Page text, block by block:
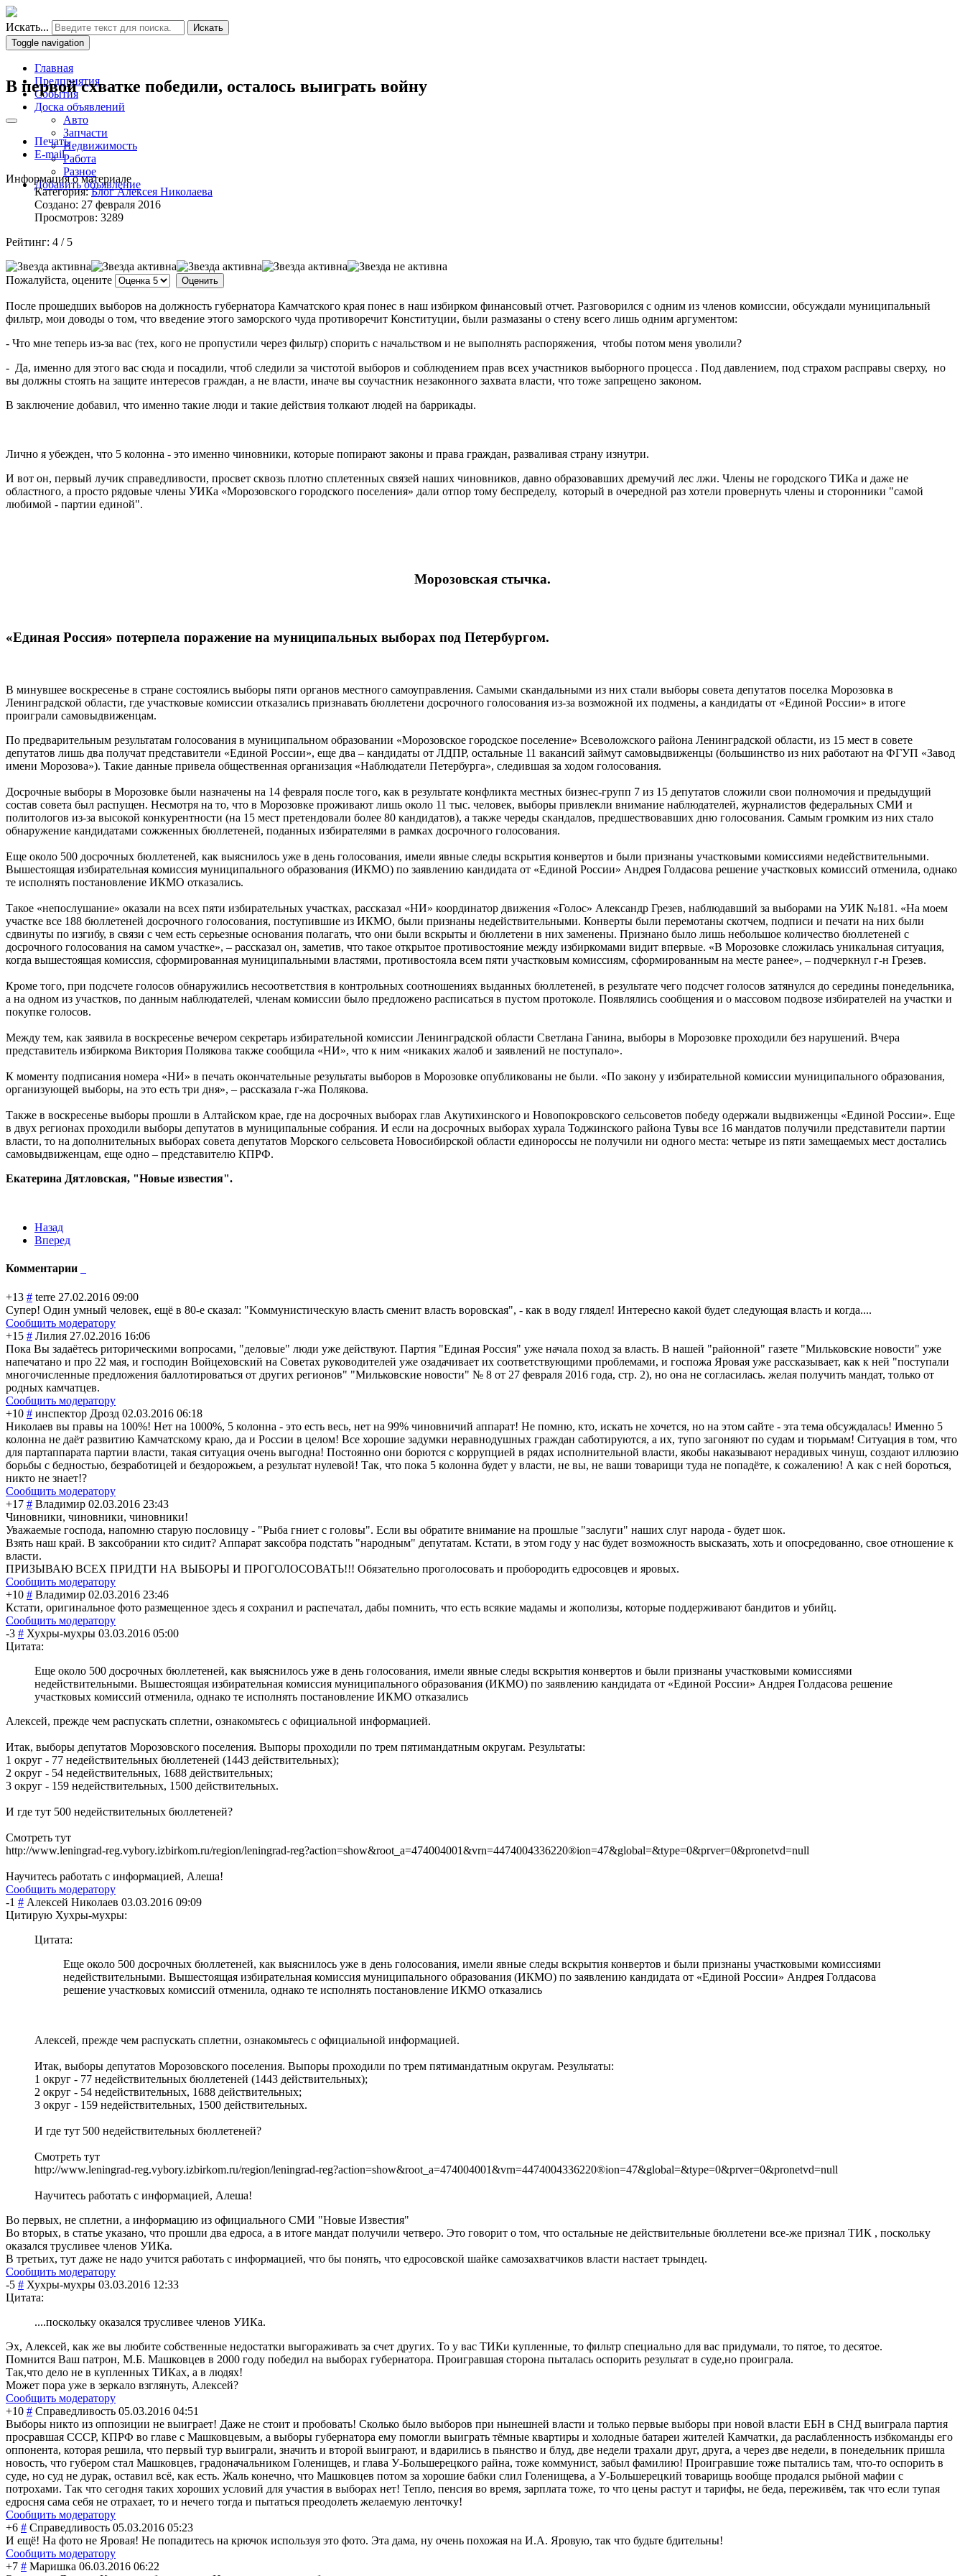
Искать...
Искать
Toggle navigation
Главная
Предприятия
События
Доска объявлений
Авто
Запчасти
Недвижимость
Работа
Разное
Добавить объявление
В первой схватке победили, осталось выиграть войну
Печать
E-mail
Информация о материале
Категория:Блог Алексея Николаева
Создано: 27 февраля 2016
Просмотров: 3289
Рейтинг: 4 / 5
Пожалуйста, оцените
После прошедших выборов на должность губернатора Камчатского края понес в наш избирком финансовый отчет. Разговорился с одним из членов комиссии, обсуждали муниципальный
фильтр, мои доводы о том, что введение этого заморского чуда противоречит Конституции, были размазаны о стену всего лишь одним аргументом:
- Что мне теперь из-за вас (тех, кого не пропустили через фильтр) спорить с начальством и не выполнять распоряжения, чтобы потом меня уволили?
- Да, именно для этого вас сюда и посадили, чтоб следили за чистотой выборов и соблюдением прав всех участников выборного процесса . Под давлением, под страхом расправы сверху, но
вы должны стоять на защите интересов граждан, а не власти, иначе вы соучастник незаконного захвата власти, что тоже запрещено законом.
В заключение добавил, что именно такие люди и такие действия толкают людей на баррикады.
Лично я убежден, что 5 колонна - это именно чиновники, которые попирают законы и права граждан, разваливая страну изнутри.
И вот он, первый лучик справедливости, просвет сквозь плотно сплетенных связей наших чиновников, давно образовавших дремучий лес лжи. Члены не городского ТИКа и даже не
областного, а просто рядовые члены УИКа «Морозовского городского поселения» дали отпор тому беспределу, который в очередной раз хотели провернуть члены и сторонники "самой
любимой - партии единой".
Морозовская стычка.
«Единая Россия» потерпела поражение на муниципальных выборах под Петербургом.
В минувшее воскресенье в стране состоялись выборы пяти органов местного самоуправления. Самыми скандальными из них стали выборы совета депутатов поселка Морозовка в
Ленинградской области, где участковые комиссии отказались признавать бюллетени досрочного голосования из-за возможной их подмены, а кандидаты от «Единой России» в итоге
проиграли самовыдвиженцам.
По предварительным результатам голосования в муниципальном образовании «Морозовское городское поселение» Всеволожского района Ленинградской области, из 15 мест в совете
депутатов лишь два получат представители «Единой России», еще два – кандидаты от ЛДПР, остальные 11 вакансий займут самовыдвиженцы (большинство из них работают на ФГУП «Завод
имени Морозова»). Такие данные привела общественная организация «Наблюдатели Петербурга», следившая за ходом голосования.
Досрочные выборы в Морозовке были назначены на 14 февраля после того, как в результате конфликта местных бизнес-групп 7 из 15 депутатов сложили свои полномочия и предыдущий
состав совета был распущен. Несмотря на то, что в Морозовке проживают лишь около 11 тыс. человек, выборы привлекли внимание наблюдателей, журналистов федеральных СМИ и
политологов из-за высокой конкурентности (на 15 мест претендовали более 80 кандидатов), а также череды скандалов, предшествовавших дню голосования. Самым громким из них стало
обнаружение кандидатами сожженных бюллетеней, поданных избирателями в рамках досрочного голосования.
Еще около 500 досрочных бюллетеней, как выяснилось уже в день голосования, имели явные следы вскрытия конвертов и были признаны участковыми комиссиями недействительными.
Вышестоящая избирательная комиссия муниципального образования (ИКМО) по заявлению кандидата от «Единой России» Андрея Голдасова решение участковых комиссий отменила, однако
те исполнять постановление ИКМО отказались.
Такое «непослушание» оказали на всех пяти избирательных участках, рассказал «НИ» координатор движения «Голос» Александр Грезев, наблюдавший за выборами на УИК №181. «На моем
участке все 188 бюллетеней досрочного голосования, поступившие из ИКМО, были признаны недействительными. Конверты были перемотаны скотчем, подписи и печати на них были
сдвинуты по изгибу, в связи с чем есть серьезные основания полагать, что они были вскрыты и бюллетени в них заменены. Признано было лишь небольшое количество бюллетеней с
досрочного голосования на самом участке», – рассказал он, заметив, что такое открытое противостояние между избиркомами видит впервые. «В Морозовке сложилась уникальная ситуация,
когда вышестоящая комиссия, сформированная муниципальными властями, противостояла всем пяти участковым комиссиям, сформированным на месте ранее», – подчеркнул г-н Грезев.
Кроме того, при подсчете голосов обнаружились несоответствия в контрольных соотношениях выданных бюллетеней, в результате чего подсчет голосов затянулся до середины понедельника,
а на одном из участков, по данным наблюдателей, членам комиссии было предложено расписаться в пустом протоколе. Появлялись сообщения и о массовом подвозе избирателей на участки и
покупке голосов.
Между тем, как заявила в воскресенье вечером секретарь избирательной комиссии Ленинградской области Светлана Ганина, выборы в Морозовке проходили без нарушений. Вчера
представитель избиркома Виктория Полякова также сообщила «НИ», что к ним «никаких жалоб и заявлений не поступало».
К моменту подписания номера «НИ» в печать окончательные результаты выборов в Морозовке опубликованы не были. «По закону у избирательной комиссии муниципального образования,
организующей выборы, на это есть три дня», – рассказала г-жа Полякова.
Также в воскресенье выборы прошли в Алтайском крае, где на досрочных выборах глав Акутихинского и Новопокровского сельсоветов победу одержали выдвиженцы «Единой России». Еще
в двух регионах проходили выборы депутатов в муниципальные собрания. И если на досрочных выборах хурала Тоджинского района Тувы все 16 мандатов получили представители партии
власти, то на дополнительных выборах совета депутатов Морского сельсовета Новосибирской области единороссы не получили ни одного места: четыре из пяти замещаемых мест достались
самовыдвиженцам, еще одно – представителю КПРФ.
Екатерина Дятловская, "Новые известия".
Назад
Вперед
Комментарии
+13 # terre 27.02.2016 09:00
Супер! Один умный человек, ещё в 80-е сказал: "Kоммунистическую власть сменит власть воровская", - как в воду глядел! Интересно какой будет следующая власть и когда....
Сообщить модератору
+15 # Лилия 27.02.2016 16:06
Пока Вы задаётесь риторическими вопросами, "деловые" люди уже действуют. Партия "Единая Россия" уже начала поход за власть. В нашей "районной" газете "Мильковские новости" уже
напечатано и про 22 мая, и господин Войцеховский на Советах руководителей уже озадачивает их соответствующими проблемами, и госпожа Яровая уже рассказывает, как к ней "поступали
многочисленные предложения баллотироваться от других регионов" "Мильковские новости" № 8 от 27 февраля 2016 года, стр. 2), но она не согласилась. желая получить мандат, только от
родных камчатцев.
Сообщить модератору
+10 # инспектор Дрозд 02.03.2016 06:18
Николаев вы правы на 100%! Нет на 1000%, 5 колонна - это есть весь, нет на 99% чиновничий аппарат! Не помню, кто, искать не хочется, но на этом сайте - эта тема обсуждалась! Именно 5
колонна не даёт развитию Камчатскому краю, да и России в целом! Все хорошие задумки неравнодушных граждан саботируются, а их, тупо загоняют по судам и тюрьмам! Ситуация в том, что
для партаппарата партии власти, такая ситуация очень выгодна! Постоянно они борются с коррупцией в рядах исполнительной власти, якобы наказывают нерадивых чинуш, создают иллюзию
борьбы с бедностью, безработицей и бездорожьем, а результат нулевой! Так, что пока 5 колонна будет у власти, не вы, не ваши товарищи туда не попадёте, к сожалению! А как с ней бороться,
никто не знает!?
Сообщить модератору
+17 # Владимир 02.03.2016 23:43
Чиновники, чиновники, чиновники!
Уважаемые господа, напомню старую пословицу - "Рыба гниет с головы". Если вы обратите внимание на прошлые "заслуги" наших слуг народа - будет шок.
Взять наш край. В заксобрании кто сидит? Аппарат заксобра подстать "народным" депутатам. Кстати, в этом году у нас будет возможность высказать, хоть и опосредованно, свое отношение к
власти.
ПРИЗЫВАЮ ВСЕХ ПРИДТИ НА ВЫБОРЫ И ПРОГОЛОСОВАТЬ!!! Обязательно проголосовать и пробородить едросовцев и яровых.
Сообщить модератору
+10 # Владимир 02.03.2016 23:46
Кстати, оригинальное фото размещенное здесь я сохранил и распечатал, дабы помнить, что есть всякие мадамы и жополизы, которые поддерживают бандитов и убийц.
Сообщить модератору
-3 # Хухры-мухры 03.03.2016 05:00
Цитата:
Еще около 500 досрочных бюллетеней, как выяснилось уже в день голосования, имели явные следы вскрытия конвертов и были признаны участковыми комиссиями
недействительными. Вышестоящая избирательная комиссия муниципального образования (ИКМО) по заявлению кандидата от «Единой России» Андрея Голдасова решение
участковых комиссий отменила, однако те исполнять постановление ИКМО отказались
Алексей, прежде чем распускать сплетни, ознакомьтесь с официальной информацией.
Итак, выборы депутатов Морозовского поселения. Выпоры проходили по трем пятимандатным округам. Результаты:
1 округ - 77 недействительных бюллетеней (1443 действительных);
2 округ - 54 недействительных, 1688 действительных;
3 округ - 159 недействительных, 1500 действительных.
И где тут 500 недействительных бюллетеней?
Смотреть тут
http://www.leningrad-reg.vybory.izbirkom.ru/region/leningrad-reg?action=show&root_a=474004001&vrn=4474004336220®ion=47&global=&type=0&prver=0&pronetvd=null
Научитесь работать с информацией, Алеша!
Сообщить модератору
-1 # Алексей Николаев 03.03.2016 09:09
Цитирую Хухры-мухры:
Цитата:
Еще около 500 досрочных бюллетеней, как выяснилось уже в день голосования, имели явные следы вскрытия конвертов и были признаны участковыми комиссиями
недействительными. Вышестоящая избирательная комиссия муниципального образования (ИКМО) по заявлению кандидата от «Единой России» Андрея Голдасова
решение участковых комиссий отменила, однако те исполнять постановление ИКМО отказались
Алексей, прежде чем распускать сплетни, ознакомьтесь с официальной информацией.
Итак, выборы депутатов Морозовского поселения. Выпоры проходили по трем пятимандатным округам. Результаты:
1 округ - 77 недействительных бюллетеней (1443 действительных);
2 округ - 54 недействительных, 1688 действительных;
3 округ - 159 недействительных, 1500 действительных.
И где тут 500 недействительных бюллетеней?
Смотреть тут
http://www.leningrad-reg.vybory.izbirkom.ru/region/leningrad-reg?action=show&root_a=474004001&vrn=4474004336220®ion=47&global=&type=0&prver=0&pronetvd=null
Научитесь работать с информацией, Алеша!
Во первых, не сплетни, а информацию из официального СМИ "Новые Известия"
Во вторых, в статье указано, что прошли два едроса, а в итоге мандат получили четверо. Это говорит о том, что остальные не действительные бюллетени все-же признал ТИК , поскольку
оказался трусливее членов УИКа.
В третьих, тут даже не надо учится работать с информацией, что бы понять, что едросовской шайке самозахватчиков власти настает трындец.
Сообщить модератору
-5 # Хухры-мухры 03.03.2016 12:33
Цитата:
....поскольку оказался трусливее членов УИКа.
Эх, Алексей, как же вы любите собственные недостатки выгораживать за счет других. То у вас ТИКи купленные, то фильтр специально для вас придумали, то пятое, то десятое.
Помнится Ваш патрон, М.Б. Машковцев в 2000 году победил на выборах губернатора. Проигравшая сторона пыталась оспорить результат в суде,но проиграла.
Так,что дело не в купленных ТИКах, а в людях!
Может пора уже в зеркало взглянуть, Алексей?
Сообщить модератору
+10 # Справедливость 05.03.2016 04:51
Выборы никто из оппозиции не выиграет! Даже не стоит и пробовать! Сколько было выборов при нынешней власти и только первые выборы при новой власти ЕБН в СНД выиграла партия
просравшая СССР, КПРФ во главе с Машковцевым, а выборы губернатора ему помогли выиграть тёмные квартиры и холодные батареи жителей Камчатки, да раслабленность избкоманды его
оппонента, которая решила, что первый тур выиграли, значить и второй выиграют, и вдарились в пьянство и блуд, две недели трахали друг, друга, а через две недели, в понедельник пришла
новость, что губером стал Машковцев, градоначальником Голенищев, и глава У-Большерецкого райна, тоже коммунист, забыл фамилию! Проигравшие тоже пытались там, что-то оспорить в
суде, но суд не дурак, оставил всё, как есть. Жаль конечно, что Машковцев потом за хорошие бабки слил Голенищева, а У-Большерецкий товарищь вообще продался рыбной мафии с
потрохами. Так что сегодня таких хороших условий для участия в выборах нет! Тепло, пенсия во время, зарплата тоже, то что цены растут и тарифы, не беда, переживём, так что если тупая
едросня сама себя не отрахает, то и нечего тогда и пытаться преодолеть желаемую ленточку!
Сообщить модератору
+6 # Справедливость 05.03.2016 05:23
И ещё! На фото не Яровая! Не попадитесь на крючок используя это фото. Эта дама, ну очень похожая на И.А. Яровую, так что будьте бдительны!
Сообщить модератору
+7 # Маришка 06.03.2016 06:22